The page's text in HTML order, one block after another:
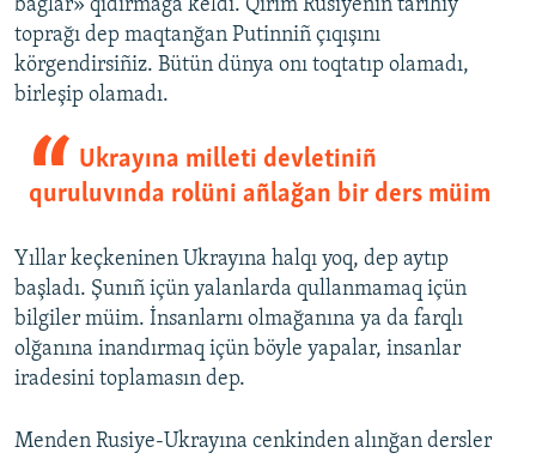
bağlar» qıdırmağa keldi. Qırım Rusiyeniñ tarihiy
toprağı dep maqtanğan Putinniñ çıqışını
körgendirsiñiz. Bütün dünya onı toqtatıp olamadı,
birleşip olamadı.
Ukrayına milleti devletiniñ
quruluvında rolüni añlağan bir ders müim
Yıllar keçkeninen Ukrayına halqı yoq, dep aytıp
başladı. Şunıñ içün yalanlarda qullanmamaq içün
bilgiler müim. İnsanlarnı olmağanına ya da farqlı
olğanına inandırmaq içün böyle yapalar, insanlar
iradesini toplamasın dep.
Menden Rusiye-Ukrayına cenkinden alınğan dersler